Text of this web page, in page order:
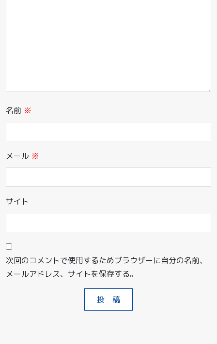
名前 ※
メール ※
サイト
次回のコメントで使用するためブラウザーに自分の名前、
メールアドレス、サイトを保存する。